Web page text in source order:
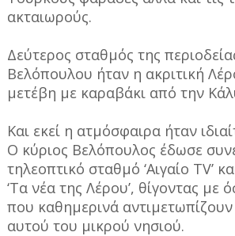
ακταιωρούς.
Δεύτερος σταθμός της
Βελόπουλου ήταν η ακριτική
μετέβη με καραβάκι από την
Και εκεί η ατμόσφαιρα ήταν
Ο κύριος Βελόπουλος έδωσε
τηλεοπτικό σταθμό ‘Αιγαίο TV’
‘Τα νέα της Λέρου’, θίγοντας με
που καθημερινά αντιμετωπίζουν
αυτού του μικρού νησιού.